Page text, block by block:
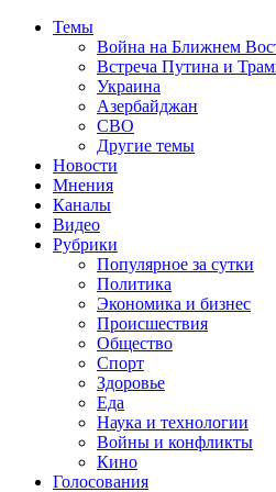
Темы
Война на Ближнем
Встреча Путина и
Украина
Азербайджан
СВО
Другие темы
Новости
Мнения
Каналы
Видео
Рубрики
Популярное за сутки
Политика
Экономика и бизнес
Происшествия
Общество
Спорт
Здоровье
Еда
Наука и технологии
Войны и конфликты
Кино
Голосования